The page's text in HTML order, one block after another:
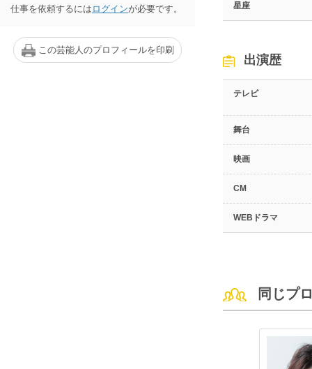
仕事を依頼するには ログインが必要です。
この芸能人のプロフィールを印刷
星座
出演歴
テレビ
舞台
映画
CM
WEBドラマ
同じプ